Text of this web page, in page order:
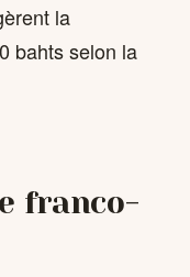
la
bahts selon la
franco-